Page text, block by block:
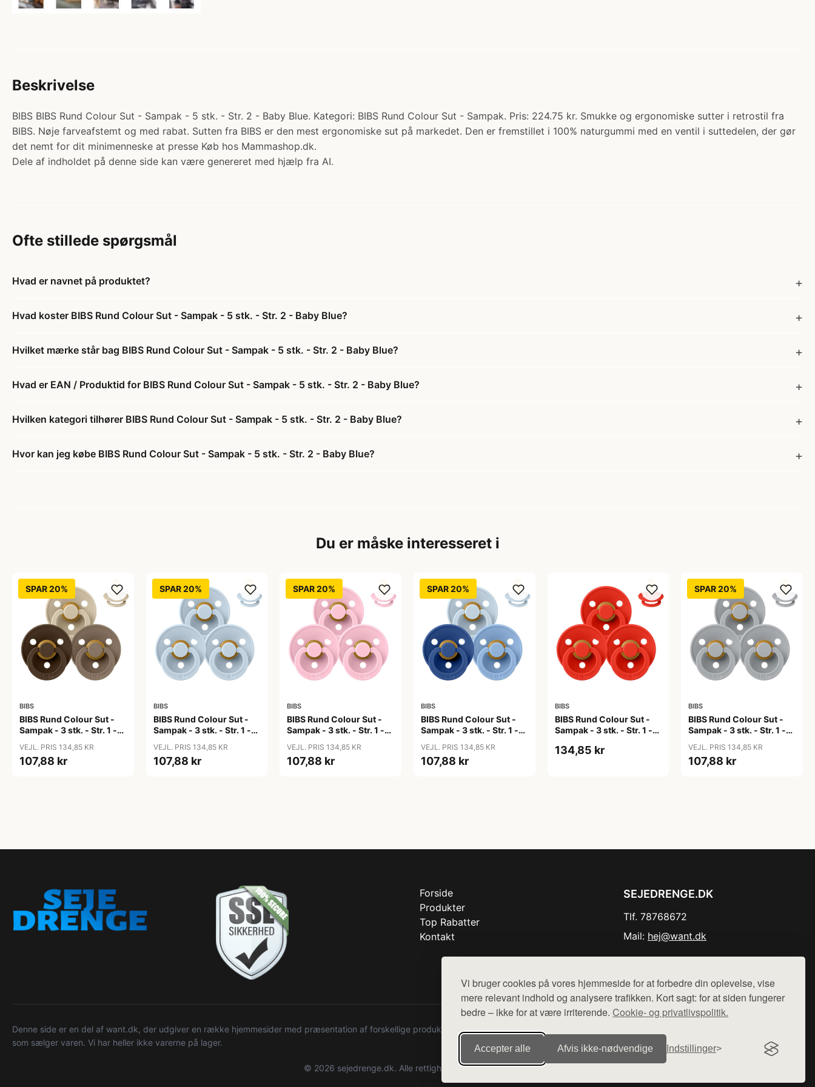
Vi bruger cookies på vores hjemmeside for at forbedre din oplevelse, vise
mere relevant indhold og analysere trafikken. Kort sagt: for at siden fungerer
bedre – ikke for at være irriterende. Cookie- og privatlivspolitik.
Accepter alle Afvis ikke‑nødvendige Indstillinger
Beskrivelse
BIBS BIBS Rund Colour Sut - Sampak - 5 stk. - Str. 2 - Baby Blue. Kategori: BIBS Rund Colour Sut - Sampak. Pris: 224.75 kr. Smukke og ergonomiske sutter i retrostil fra
BIBS. Nøje farveafstemt og med rabat. Sutten fra BIBS er den mest ergonomiske sut på markedet. Den er fremstillet i 100% naturgummi med en ventil i suttedelen, der gør
det nemt for dit minimenneske at presse Køb hos Mammashop.dk.
Dele af indholdet på denne side kan være genereret med hjælp fra AI.
Ofte stillede spørgsmål
Hvad er navnet på produktet?
Hvad koster BIBS Rund Colour Sut - Sampak - 5 stk. - Str. 2 - Baby Blue?
Hvilket mærke står bag BIBS Rund Colour Sut - Sampak - 5 stk. - Str. 2 - Baby Blue?
Hvad er EAN / Produktid for BIBS Rund Colour Sut - Sampak - 5 stk. - Str. 2 - Baby Blue?
Hvilken kategori tilhører BIBS Rund Colour Sut - Sampak - 5 stk. - Str. 2 - Baby Blue?
Hvor kan jeg købe BIBS Rund Colour Sut - Sampak - 5 stk. - Str. 2 - Baby Blue?
Du er måske interesseret i
SPAR 20%
BIBS
BIBS Rund Colour Sut -
Sampak - 3 stk. - Str. 1 -
VEJL. PRIS 134,85 KR
107,88 kr
SPAR 20%
BIBS
BIBS Rund Colour Sut -
Sampak - 3 stk. - Str. 1 -
VEJL. PRIS 134,85 KR
107,88 kr
SPAR 20%
BIBS
BIBS Rund Colour Sut -
Sampak - 3 stk. - Str. 1 -
VEJL. PRIS 134,85 KR
107,88 kr
SPAR 20%
BIBS
BIBS Rund Colour Sut -
Sampak - 3 stk. - Str. 1 -
VEJL. PRIS 134,85 KR
107,88 kr
BIBS
BIBS Rund Colour Sut -
Sampak - 3 stk. - Str. 1 -
134,85 kr
SPAR 20%
BIBS
BIBS Rund Colour Sut -
Sampak - 3 stk. - Str. 1 -
VEJL. PRIS 134,85 KR
107,88 kr
Forside
Produkter
Top Rabatter
Kontakt
SEJEDRENGE.DK
Tlf. 78768672
Mail: hej@want.dk
Denne side er en del af want.dk, der udgiver en række hjemmesider med præsentation af forskellige produkter fra diverse webshops. Der sælges ikke varer fra denne side - vi henviser til de shops,
som sælger varen. Vi har heller ikke varerne på lager.
© 2026 sejedrenge.dk. Alle rettigheder forbeholdes.